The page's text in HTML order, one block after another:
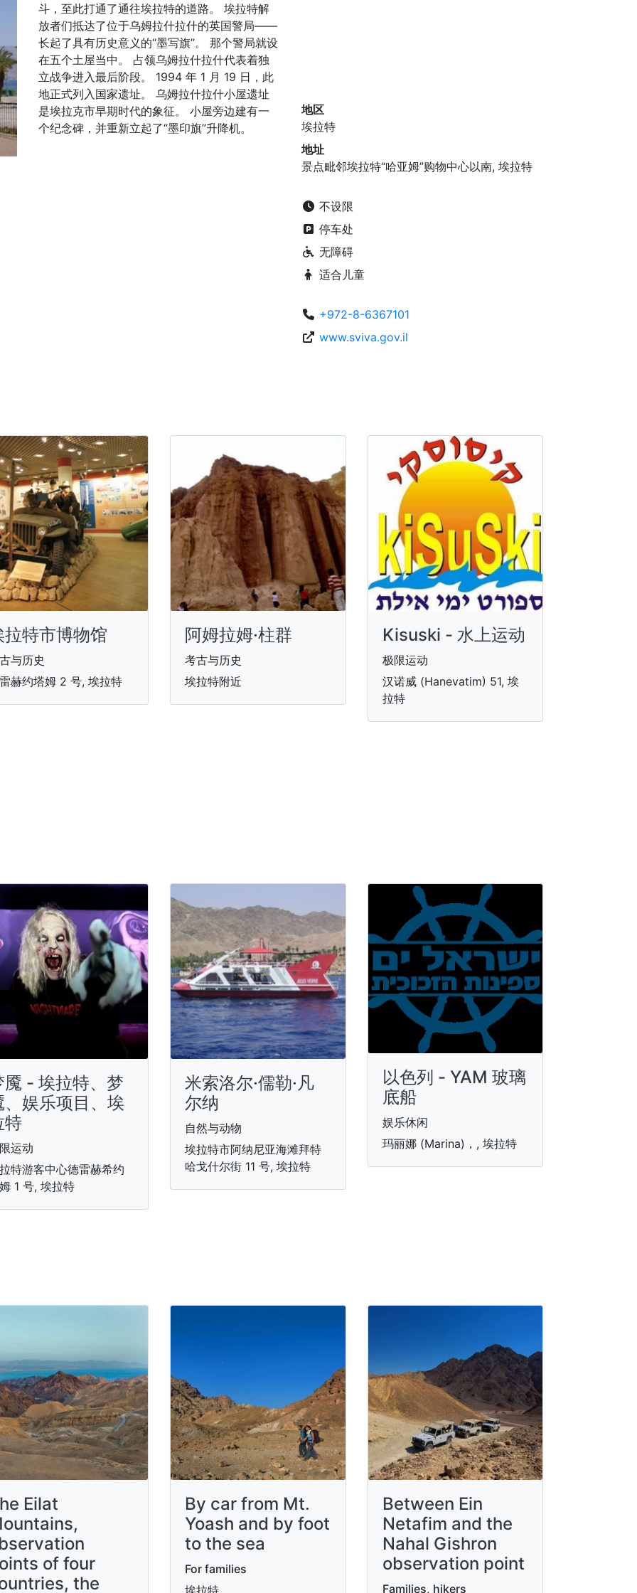
斗，至此打通了通往埃拉特的道路。 埃拉特解
放者们抵达了位于乌姆拉什拉什的英国警局——
长起了具有历史意义的“墨写旗”。 那个警局就设
在五个土屋当中。 占领乌姆拉什拉什代表着独
立战争进入最后阶段。 1994 年 1 月 19 日，此
地正式列入国家遗址。 乌姆拉什拉什小屋遗址
是埃拉克市早期时代的象征。 小屋旁边建有一
个纪念碑，并重新立起了“墨印旗”升降机。
地区
埃拉特
地址
景点毗邻埃拉特“哈亚姆”购物中心以南, 埃拉特
不设限
停车处
无障碍
适合儿童
+972-8-6367101
www.sviva.gov.il
拉特市博物馆
与历史
赫约塔姆 2 号, 埃拉特
阿姆拉姆·柱群
考古与历史
埃拉特附近
Kisuski - 水上运动
极限运动
汉诺威 (Hanevatim) 51, 埃
拉特
魇 - 埃拉特、梦
、娱乐项目、埃
特
运动
特游客中心德雷赫希约
1 号, 埃拉特
米索洛尔·儒勒·凡
尔纳
自然与动物
埃拉特市阿纳尼亚海滩拜特
哈戈什尔街 11 号, 埃拉特
以色列 - YAM 玻璃
底船
娱乐休闲
玛丽娜 (Marina)，, 埃拉特
Eilat
of four
the
By car from Mt.
Yoash and by foot
to the sea
For families
埃拉特
Between Ein
Netafim and the
Nahal Gishron
observation point
Families, hikers